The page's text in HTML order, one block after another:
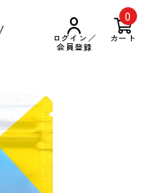
ログイン／
会員登録
0
カート